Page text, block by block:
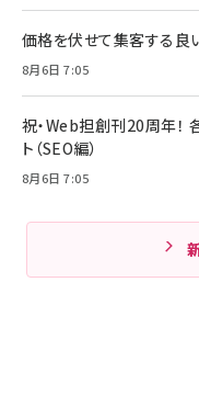
価格を伏せて集客する良
8月6日 7:05
祝・Web担創刊20周年！
ト（SEO編）
8月6日 7:05